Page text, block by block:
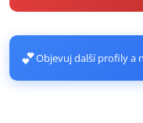
💕Objevuj další profily a